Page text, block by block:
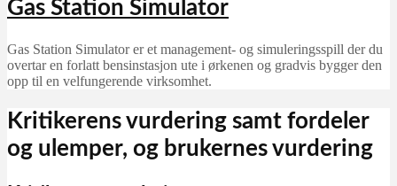
Gas Station Simulator
Gas Station Simulator er et management- og simuleringsspill der du
overtar en forlatt bensinstasjon ute i ørkenen og gradvis bygger den
opp til en velfungerende virksomhet.
Kritikerens vurdering samt fordeler
og ulemper, og brukernes vurdering